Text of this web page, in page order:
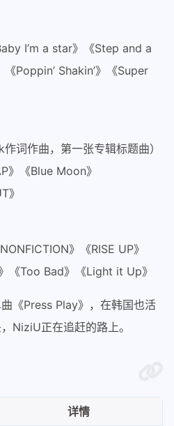
I’m a star》《Step and a
Poppin’ Shakin’》《Super
词作曲，第一张专辑标题曲）
》《Blue Moon》
》
》《RISE UP》
《Too Bad》《Light it Up》
《Press Play》，在韩国也活
NiziU正在追赶的路上。
详情